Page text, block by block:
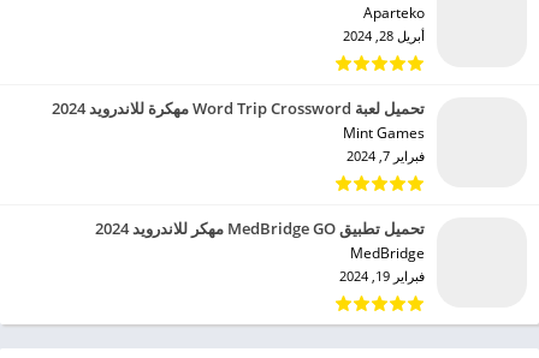
Aparteko‏
أبريل 28, 2024
تحميل لعبة Word Trip Crossword مهكرة للاندرويد 2024
Mint Games‏
فبراير 7, 2024
تحميل تطبيق MedBridge GO مهكر للاندرويد 2024
MedBridge‏
فبراير 19, 2024